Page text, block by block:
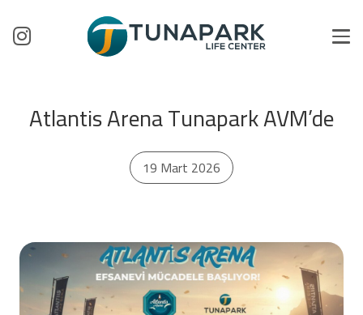
Atlantis Arena Tunapark AVM’de
19 Mart 2026